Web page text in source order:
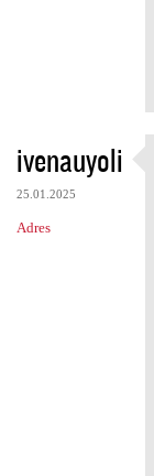
ivenauyoli
25.01.2025
Adres